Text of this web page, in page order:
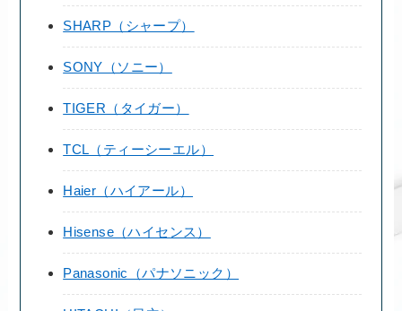
SHARP（シャープ）
SONY（ソニー）
TIGER（タイガー）
TCL（ティーシーエル）
Haier（ハイアール）
Hisense（ハイセンス）
Panasonic（パナソニック）